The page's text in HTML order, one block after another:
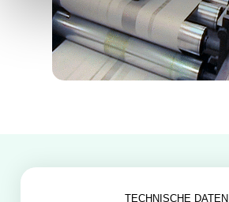
TECHNISCHE DATEN